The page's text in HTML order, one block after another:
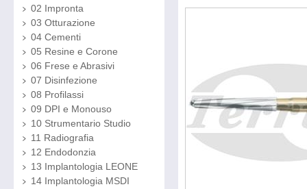
02 Impronta
03 Otturazione
04 Cementi
05 Resine e Corone
06 Frese e Abrasivi
07 Disinfezione
08 Profilassi
09 DPI e Monouso
10 Strumentario Studio
11 Radiografia
12 Endodonzia
13 Implantologia LEONE
14 Implantologia MSDI